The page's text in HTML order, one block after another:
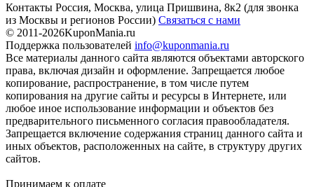
Контакты Россия, Москва, улица Пришвина, 8к2 (для звонка
из Москвы и регионов России) Связаться с нами
© 2011-2026KuponMania.ru
Поддержка пользователей info@kuponmania.ru
Все материалы данного сайта являются объектами авторского
права, включая дизайн и оформление. Запрещается любое
копирование, распространение, в том числе путем
копирования на другие сайты и ресурсы в Интернете, или
любое иное использование информации и объектов без
предварительного письменного согласия правообладателя.
Запрещается включение содержания страниц данного сайта и
иных объектов, расположенных на сайте, в структуру других
сайтов.
Принимаем к оплате